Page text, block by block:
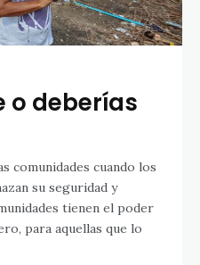
o deberías
comunidades cuando los
su seguridad y
tienen el poder
para aquellas que lo